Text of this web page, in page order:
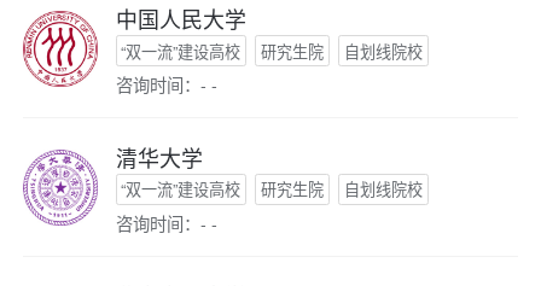
中国人民大学
“双一流”建设高校 研究生院 自划线院校
咨询时间：- -
清华大学
“双一流”建设高校 研究生院 自划线院校
咨询时间：- -